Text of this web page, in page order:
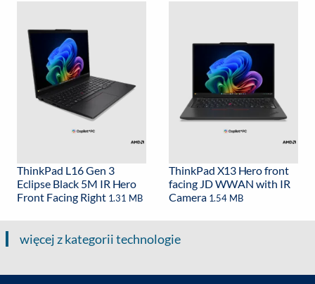
ThinkPad L16 Gen 3
Eclipse Black 5M IR Hero
Front Facing Right 1.31 MB
ThinkPad X13 Hero front
facing JD WWAN with IR
Camera 1.54 MB
więcej z kategorii technologie